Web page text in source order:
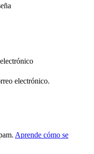
electrónico.
Aprende cómo se